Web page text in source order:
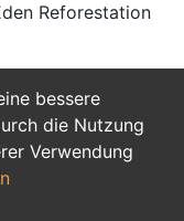
bessere
die Nutzung
Verwendung
Reforestation